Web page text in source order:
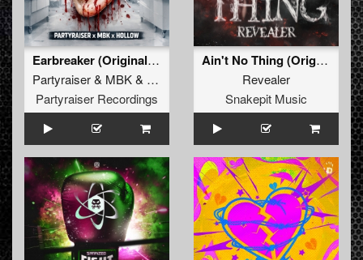
Earbreaker (Original Mix)
Partyraiser& MBK& Hollow
Partyraiser Recordings
Ain't No Thing (Original Mix)
Revealer
Snakepit Music